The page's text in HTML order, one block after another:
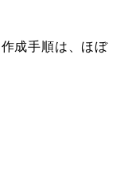
成手順は、ほぼ